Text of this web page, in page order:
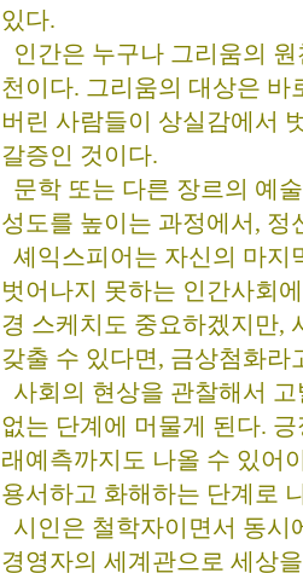
있다.
인간은 누구나 그리움의
천이다. 그리움의 대상은 바
버린 사람들이 상실감에서
갈증인 것이다.
문학 또는 다른 장르의 예
성도를 높이는 과정에서, 정
셰익스피어는 자신의 마지
벗어나지 못하는 인간사회
경 스케치도 중요하겠지만,
갖출 수 있다면, 금상첨화라
사회의 현상을 관찰해서
없는 단계에 머물게 된다.
래예측까지도 나올 수 있어
용서하고 화해하는 단계로
시인은 철학자이면서 동시
경영자의 세계관으로 세상